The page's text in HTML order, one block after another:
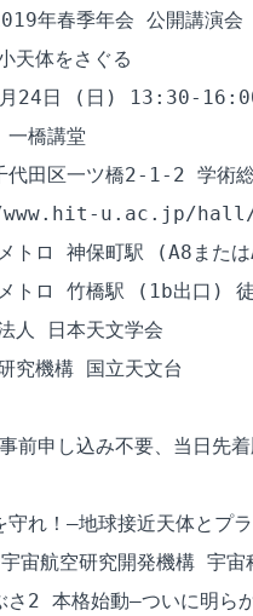
年春季年会 公開講演会
天体をさぐる
月24日 (日) 13:30-
橋講堂
一ツ橋2-1-2 学術総
u.ac.jp/hall/
トロ 神保町駅 (A8また
橋駅 (1b出口) 徒
人 日本天文学会
究機構 国立天文台
申し込み不要、当日先
！―地球接近天体とプラ
空研究開発機構 宇宙
2 本格始動―ついに明らか